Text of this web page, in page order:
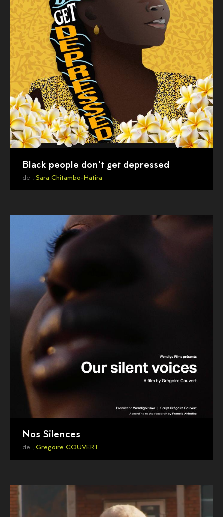
Black people don't get depressed
de , Sara Chitambo-Hatira
Nos Silences
de , Gregoire COUVERT